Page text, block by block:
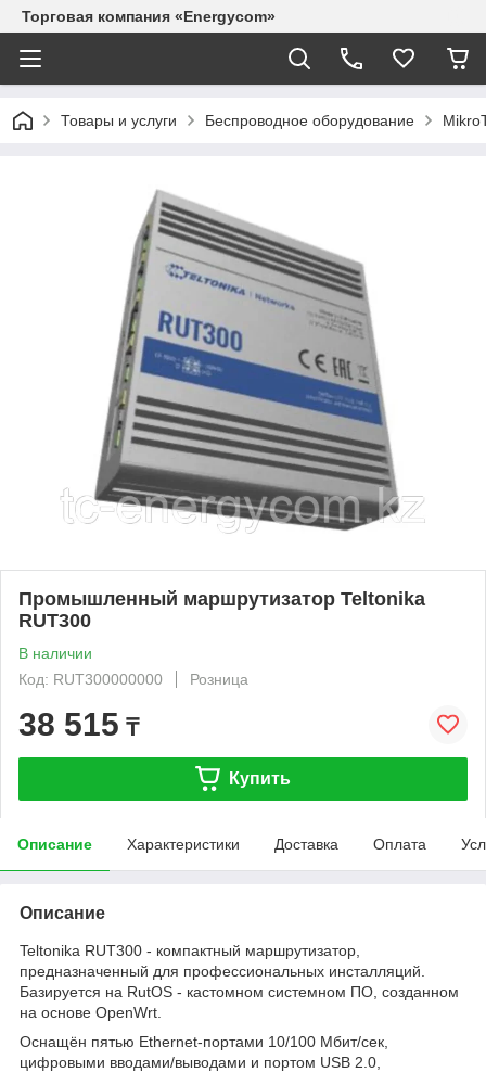
Торговая компания «Energycom»
Товары и услуги Беспроводное оборудование
Промышленный маршрутизатор Teltonika
RUT300
В наличии
Код: RUT300000000
Розница
38 515 ₸
Купить
Описание Характеристики Доставка Оплата
Описание
Teltonika RUT300 - компактный маршрутизатор,
предназначенный для профессиональных инсталляций.
Базируется на RutOS - кастомном системном ПО, созданном
на основе OpenWrt.
Оснащён пятью Ethernet-портами 10/100 Мбит/сек,
цифровыми вводами/выводами и портом USB 2.0,